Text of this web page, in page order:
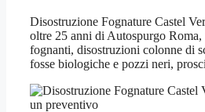
Disostruzione Fognature Castel
oltre 25 anni di Autospurgo
fognanti, disostruzioni colonne di
fosse biologiche e pozzi neri,